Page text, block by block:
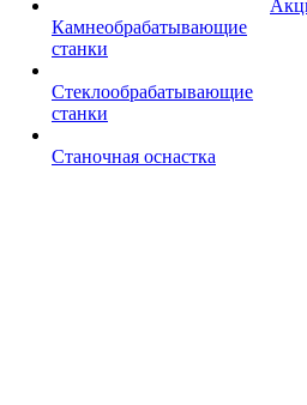
Камнеобрабатывающие
станки
Стеклообрабатывающие
станки
Станочная оснастка